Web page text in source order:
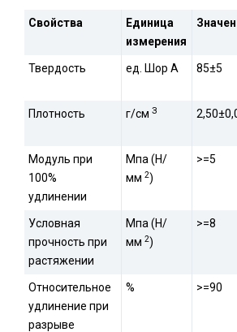
Свойства
Единица
измерения
Твердость ед. Шор А 85±5
Плотность г/см З
Модуль при
100%
удлинении
Мпа (Н/
мм 2)
>=5
Условная
прочность при
растяжении
Мпа (Н/
мм 2)
>=8
Относительное
удлинение при
разрыве
% >=90